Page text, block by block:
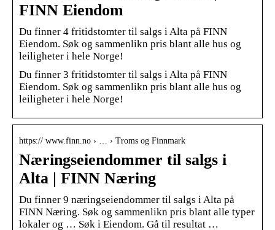
FINN Eiendom
Du finner 4 fritidstomter til salgs i Alta på FINN
Eiendom. Søk og sammenlikn pris blant alle hus og
leiligheter i hele Norge!
Du finner 3 fritidstomter til salgs i Alta på FINN
Eiendom. Søk og sammenlikn pris blant alle hus og
leiligheter i hele Norge!
https:// www.finn.no › … › Troms og Finnmark
Næringseiendommer til salgs i
Alta | FINN Næring
Du finner 9 næringseiendommer til salgs i Alta på
FINN Næring. Søk og sammenlikn pris blant alle typer
lokaler og … Søk i Eiendom. Gå til resultat …